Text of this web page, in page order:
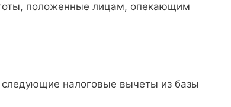
положенные лицам, опекающим
налоговые вычеты из базы